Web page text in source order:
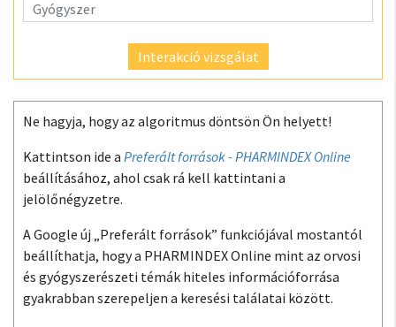
Interakció vizsgálat
Ne hagyja, hogy az algoritmus döntsön Ön helyett!
Kattintson ide a Preferált források - PHARMINDEX Online
beállításához, ahol csak rá kell kattintani a
jelölőnégyzetre.
A Google új „Preferált források” funkciójával mostantól
beállíthatja, hogy a PHARMINDEX Online mint az orvosi
és gyógyszerészeti témák hiteles információforrása
gyakrabban szerepeljen a keresési találatai között.